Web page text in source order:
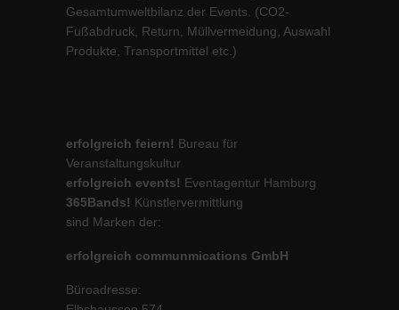
Gesamtumweltbilanz der Events. (CO2-
Fußabdruck, Return, Müllvermeidung, Auswahl
Produkte, Transportmittel etc.)
erfolgreich feiern! Bureau für
Veranstaltungskultur
erfolgreich events! Eventagentur Hamburg
365Bands! Künstlervermittlung
sind Marken der:
erfolgreich communmications GmbH
Büroadresse: